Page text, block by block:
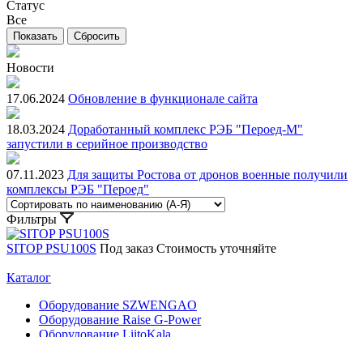
Статус
Все
Новости
17.06.2024 Обновление в функционале сайта
18.03.2024 Доработанный комплекс РЭБ "Пероед-М"
запустили в серийное производство
07.11.2023 Для защиты Ростова от дронов военные получили
комплексы РЭБ "Пероед"
Фильтры
SITOP PSU100S Под заказ Стоимость уточняйте
Каталог
Оборудование SZWENGAO
Оборудование Raise G-Power
Оборудование LiitoKala